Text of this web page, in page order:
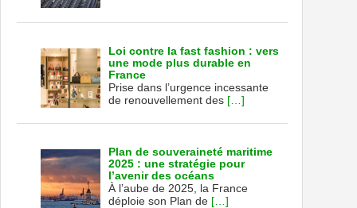
Loi contre la fast fashion : vers
une mode plus durable en
France
Prise dans l’urgence incessante
de renouvellement des […]
Plan de souveraineté maritime
2025 : une stratégie pour
l’avenir des océans
À l’aube de 2025, la France
déploie son Plan de […]